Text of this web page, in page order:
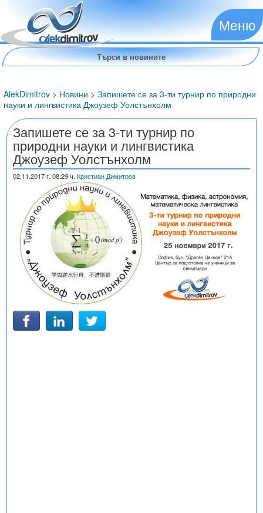
Меню
AlekDimitrov > Новини > Запишете се за 3-ти турнир по природни
науки и лингвистика Джоузеф Уолстънхолм
Запишете се за 3-ти турнир по
природни науки и лингвистика
Джоузеф Уолстънхолм
02.11.2017г. 08:29 ч. Кристиан Димитров